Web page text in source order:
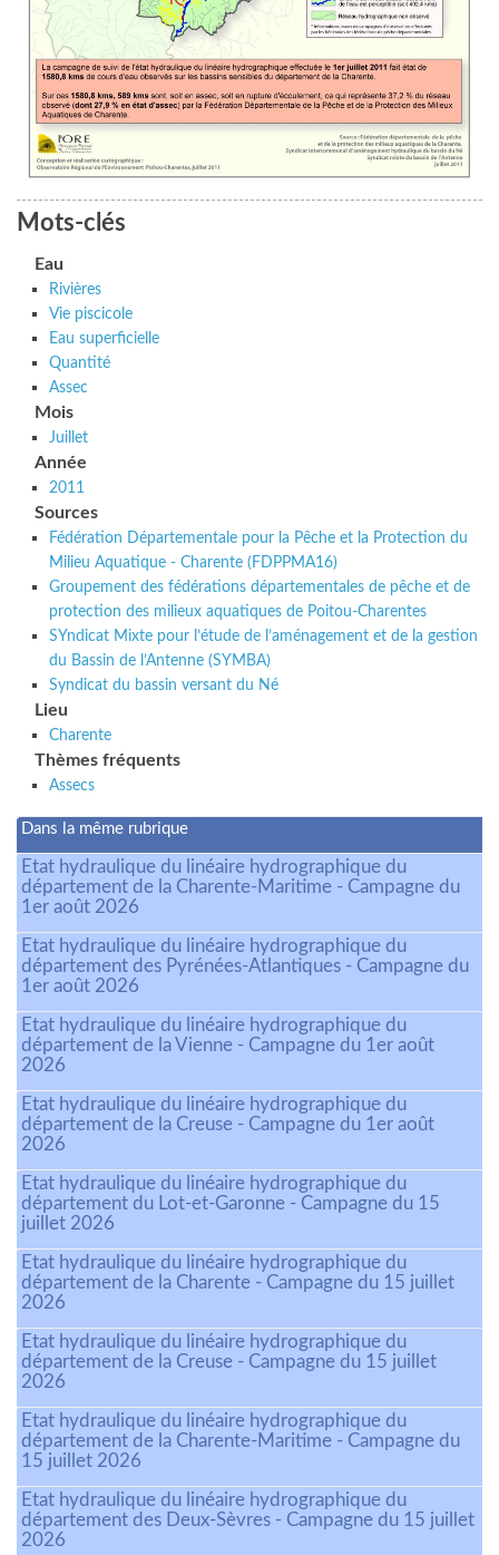
Mots-clés
Eau
Rivières
Vie piscicole
Eau superficielle
Quantité
Assec
Mois
Juillet
Année
2011
Sources
Fédération Départementale pour la Pêche et la Protection du
Milieu Aquatique - Charente (FDPPMA16)
Groupement des fédérations départementales de pêche et de
protection des milieux aquatiques de Poitou-Charentes
SYndicat Mixte pour l’étude de l’aménagement et de la gestion
du Bassin de l’Antenne (SYMBA)
Syndicat du bassin versant du Né
Lieu
Charente
Thèmes fréquents
Assecs
Dans la même rubrique
Etat hydraulique du linéaire hydrographique du
département de la Charente-Maritime - Campagne du
1er août 2026
Etat hydraulique du linéaire hydrographique du
département des Pyrénées-Atlantiques - Campagne du
1er août 2026
Etat hydraulique du linéaire hydrographique du
département de la Vienne - Campagne du 1er août
2026
Etat hydraulique du linéaire hydrographique du
département de la Creuse - Campagne du 1er août
2026
Etat hydraulique du linéaire hydrographique du
département du Lot-et-Garonne - Campagne du 15
juillet 2026
Etat hydraulique du linéaire hydrographique du
département de la Charente - Campagne du 15 juillet
2026
Etat hydraulique du linéaire hydrographique du
département de la Creuse - Campagne du 15 juillet
2026
Etat hydraulique du linéaire hydrographique du
département de la Charente-Maritime - Campagne du
15 juillet 2026
Etat hydraulique du linéaire hydrographique du
département des Deux-Sèvres - Campagne du 15 juillet
2026